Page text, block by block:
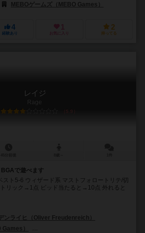
MEBOゲームズ（MEBO Games）
4
経験あり
1
お気に入り
2
持ってる
レイジ
Rage
5.9
で遊べます
スト5-6 ウィザード系 マストフォロートリテ/切
リック→1点 ビッド当たると→10点 外れると
ンライヒ（Oliver Freudenreich）
）